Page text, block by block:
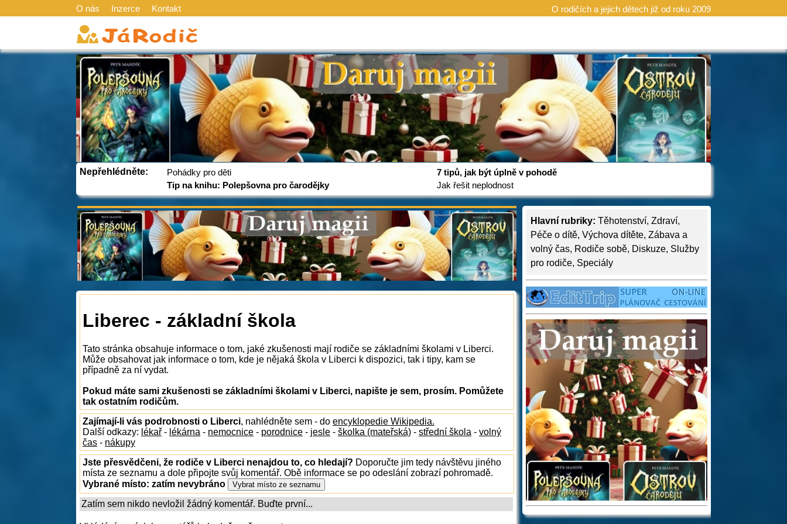
O nás Inzerce Kontakt O rodičích a jejich dětech již od roku 2009
Nepřehlédněte:
Pohádky pro děti
Tip na knihu: Polepšovna pro čarodějky
7 tipů, jak být úplně v pohodě
Jak řešit neplodnost
Hlavní rubriky: Těhotenství, Zdraví,
Péče o dítě, Výchova dítěte, Zábava a
volný čas, Rodiče sobě, Diskuze, Služby
pro rodiče, Speciály
Liberec - základní škola
Tato stránka obsahuje informace o tom, jaké zkušenosti mají rodiče se základními školami v Liberci.
Může obsahovat jak informace o tom, kde je nějaká škola v Liberci k dispozici, tak i tipy, kam se
případně za ní vydat.
Pokud máte sami zkušenosti se základními školami v Liberci, napište je sem, prosím. Pomůžete
tak ostatním rodičům.
Zajímají-li vás podrobnosti o Liberci, nahlédněte sem - do encyklopedie Wikipedia.
Další odkazy: lékař - lékárna - nemocnice - porodnice - jesle - školka (mateřská) - střední škola - volný
čas - nákupy
Jste přesvědčeni, že rodiče v Liberci nenajdou to, co hledají? Doporučte jim tedy návštěvu jiného
místa ze seznamu a dole připojte svůj komentář. Obě informace se po odeslání zobrazí pohromadě.
Vybrané místo: zatím nevybráno
Zatím sem nikdo nevložil žádný komentář. Buďte první...